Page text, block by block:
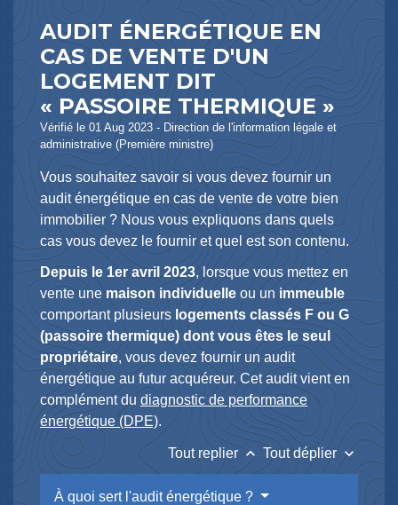
AUDIT ÉNERGÉTIQUE EN
CAS DE VENTE D'UN
LOGEMENT DIT
« PASSOIRE THERMIQUE »
Vérifié le 01 Aug 2023 - Direction de l'information légale et
administrative (Première ministre)
Vous souhaitez savoir si vous devez fournir un
audit énergétique en cas de vente de votre bien
immobilier ? Nous vous expliquons dans quels
cas vous devez le fournir et quel est son contenu.
Depuis le 1eravril 2023, lorsque vous mettez en
vente unemaison individuelle ou un immeuble
comportant plusieurs logements classés F ou G
(passoire thermique) dont vous êtes le seul
propriétaire, vous devez fournir un audit
énergétique au futur acquéreur. Cet audit vient en
complément du diagnostic de performance
énergétique (DPE).
Tout replierkeyboard_arrow_up Tout déplier keyboard_arrow_down
À quoi sert l'audit énergétique ?